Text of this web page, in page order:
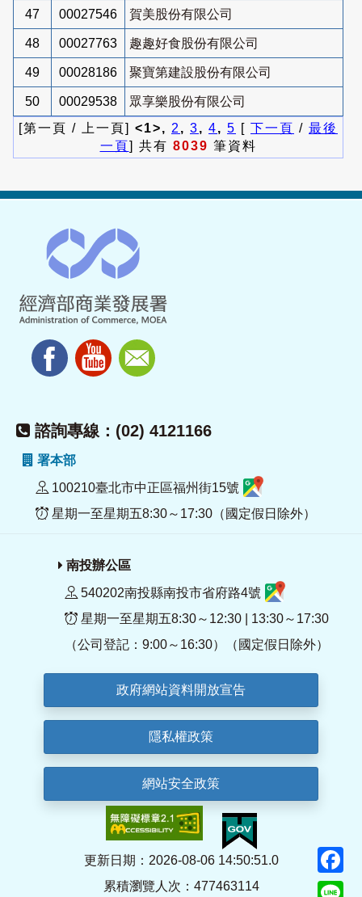
47 00027546 賀美股份有限公司
48 00027763 趣趣好食股份有限公司
49 00028186 聚寶第建設股份有限公司
50 00029538
眾享樂股份有限公司
[第一頁 / 上一頁] <1>, 2 , 3, 4, 5 [ 下一頁 / 最後
一頁] 共有 8039 筆資料
諮詢專線：(02) 4121166
署本部
100210臺北市中正區福州街15號
星期一至星期五8:30～17:30（國定假日除外）
南投辦公區
540202南投縣南投市省府路4號
星期一至星期五8:30～12:30 | 13:30～17:30
（公司登記：9:00～16:30）（國定假日除外）
政府網站資料開放宣告
隱私權政策
網站安全政策
更新日期：2026-08-06 14:50:51.0
累積瀏覽人次：477463114